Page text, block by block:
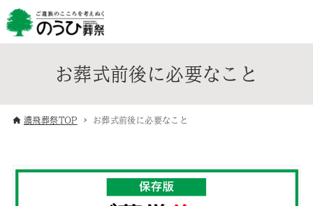
お葬式前後に必要なこと
濃飛葬祭TOP お葬式前後に必要なこと